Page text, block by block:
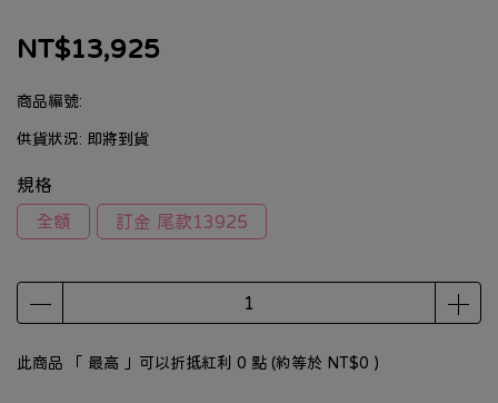
NT$13,925
商品編號:
供貨狀況: 即將到貨
規格
全額
訂金 尾款13925
此商品 「 最高 」可以折抵紅利 0 點 (約等於 NT$0 )